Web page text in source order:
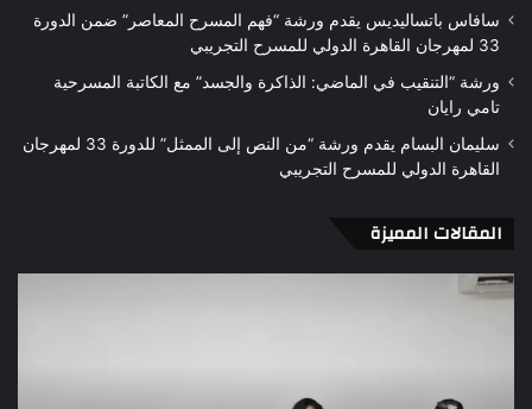
سافاس باتساليديس يقدم ورشة “فهم المسرح المعاصر” ضمن الدورة
33 لمهرجان القاهرة الدولي للمسرح التجريبي
ورشة “التنقيب في الماضي: الذاكرة والجسد” مع الكاتبة المسرحية
تامي رايان
سليمان البسام يقدم ورشة “من النص إلى الممثل” للدورة 33 لمهرجان
القاهرة الدولي للمسرح التجريبي
المقالات المميزة
مسرح